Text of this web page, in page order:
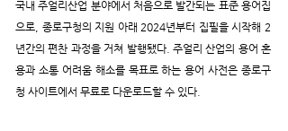
국내 주얼리산업 분야에서 처음으로 발간되는 표준 용어집
으로, 종로구청의 지원 아래 2024년부터 집필을 시작해 2
년간의 편찬 과정을 거쳐 발행됐다. 주얼리 산업의 용어 혼
용과 소통 어려움 해소를 목표로 하는 용어 사전은 종로구
청 사이트에서 무료로 다운로드할 수 있다.